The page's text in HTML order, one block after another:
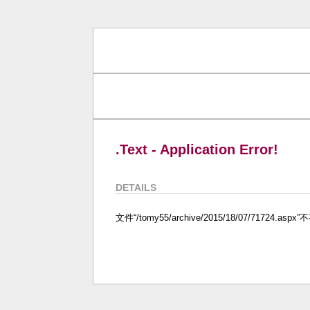
.Text - Application Error!
DETAILS
文件“/tomy55/archive/2015/18/07/71724.aspx”不